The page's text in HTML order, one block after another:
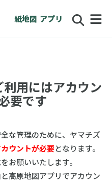
紙地図 アプリ
用にはアカウン
要です
な管理のために、ヤマチズ
ウントが必要となります。
お願いいたします。
高原地図アプリでアカウン